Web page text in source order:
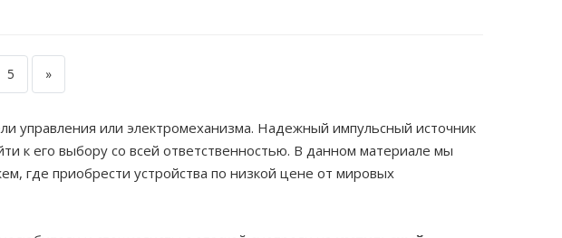
5 »
управления или электромеханизма. Надежный импульсный источник
к его выбору со всей ответственностью. В данном материале мы
где приобрести устройства по низкой цене от мировых